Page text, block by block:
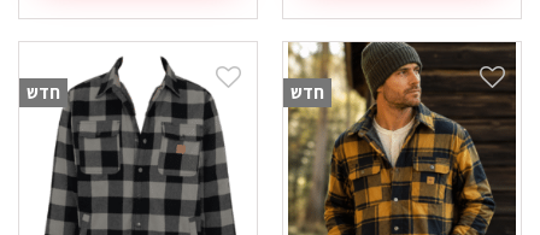
זה
יש
מספר
סוגים.
ניתן
לבחור
את
האפשרויות
בעמוד
המוצר
חדש חדש